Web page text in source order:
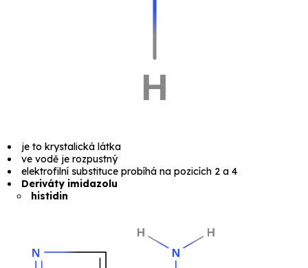
je to krystalická látka
ve vodě je rozpustný
elektrofilní substituce probíhá na pozicích 2 a 4
Deriváty imidazolu
histidin